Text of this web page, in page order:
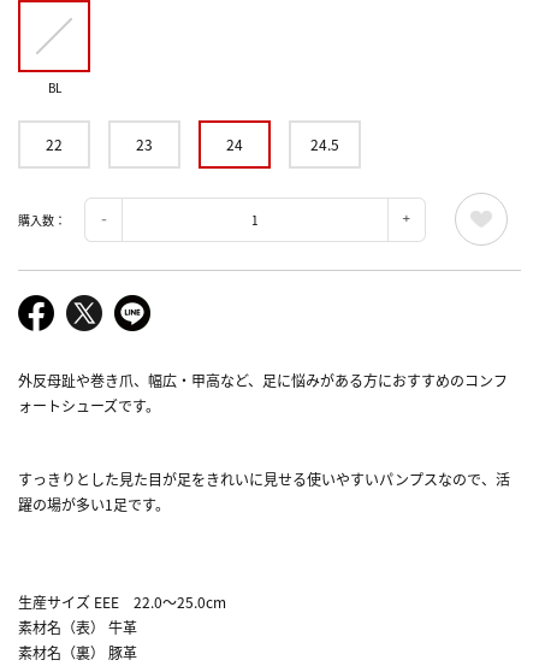
BL
22 23 24 24.5
購入数：
外反母趾や巻き爪、幅広・甲高など、足に悩みがある方におすすめのコンフ
ォートシューズです。
すっきりとした見た目が足をきれいに見せる使いやすいパンプスなので、活
躍の場が多い1足です。
生産サイズ EEE 22.0～25.0cm
素材名（表） 牛革
素材名（裏） 豚革